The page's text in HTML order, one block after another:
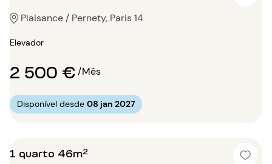
Plaisance / Pernety, Paris 14
Elevador
2 500 €/Mês
Disponível desde 08 jan 2027
1 quarto 46m²